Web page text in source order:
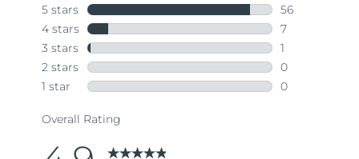
Same
page
link.